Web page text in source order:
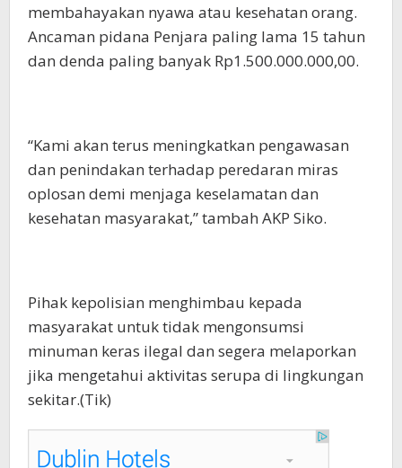
membahayakan nyawa atau kesehatan orang.
Ancaman pidana Penjara paling lama 15 tahun
dan denda paling banyak Rp1.500.000.000,00.
“Kami akan terus meningkatkan pengawasan
dan penindakan terhadap peredaran miras
oplosan demi menjaga keselamatan dan
kesehatan masyarakat,” tambah AKP Siko.
Pihak kepolisian menghimbau kepada
masyarakat untuk tidak mengonsumsi
minuman keras ilegal dan segera melaporkan
jika mengetahui aktivitas serupa di lingkungan
sekitar.(Tik)